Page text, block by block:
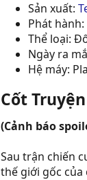
Sản xuất:
Phát hành:
Thể loại:
Ngày ra
Hệ máy:
Cốt Truyện
(Cảnh báo
Sau trận chiến
thế giới gốc